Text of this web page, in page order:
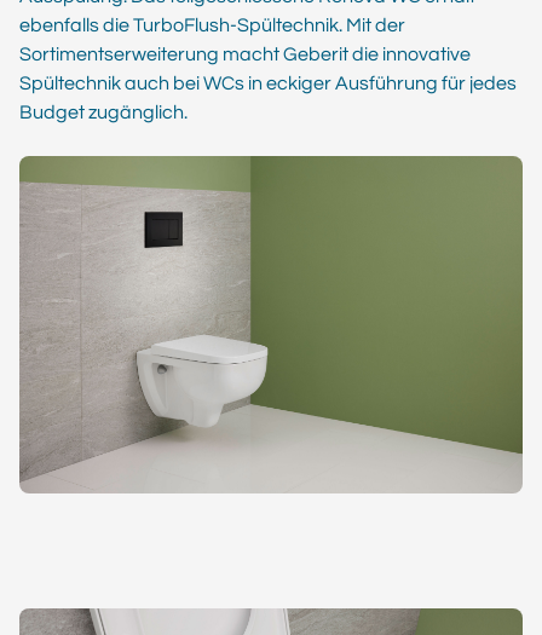
ebenfalls die TurboFlush-Spültechnik. Mit der
Sortimentserweiterung macht Geberit die innovative
Spültechnik auch bei WCs in eckiger Ausführung für jedes
Budget zugänglich.